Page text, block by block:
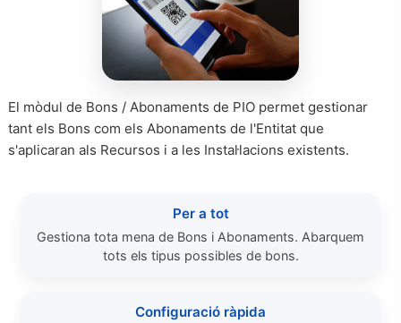
El mòdul de Bons / Abonaments de PIO permet gestionar
tant els Bons com els Abonaments de l'Entitat que
s'aplicaran als Recursos i a les Instal·lacions existents.
Per a tot
Gestiona tota mena de Bons i Abonaments. Abarquem
tots els tipus possibles de bons.
Configuració ràpida